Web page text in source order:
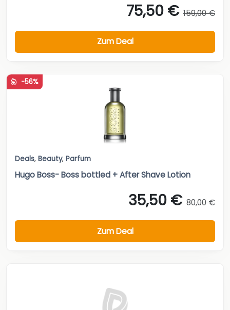
75,50 € 159,00 €
Zum Deal
-56%
Deals, Beauty, Parfum
Hugo Boss- Boss bottled + After Shave Lotion
35,50 € 80,00 €
Zum Deal